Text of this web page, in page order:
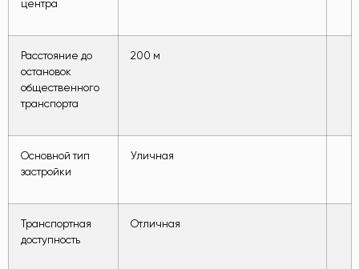
центра
Расстояние до
остановок
общественного
транспорта
200 м
Основной тип
застройки
Уличная
Транспортная
доступность
Отличная